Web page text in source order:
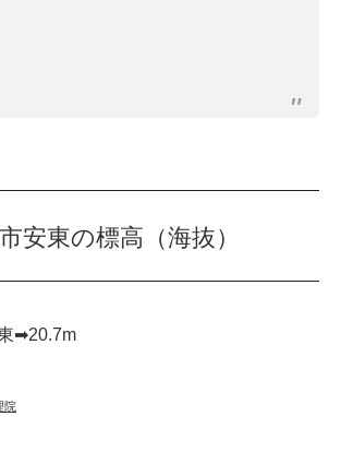
安東の標高（海抜）
➡︎20.7m
院